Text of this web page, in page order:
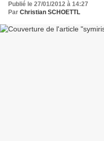
Publié le 27/01/2012 à 14:27
Par Christian SCHOETTL